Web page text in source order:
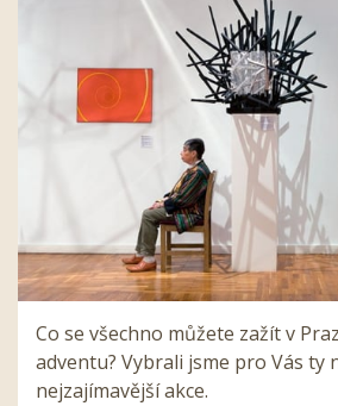
Co se všechno můžete zažít v
adventu? Vybrali jsme pro Vás ty
nejzajímavější akce.